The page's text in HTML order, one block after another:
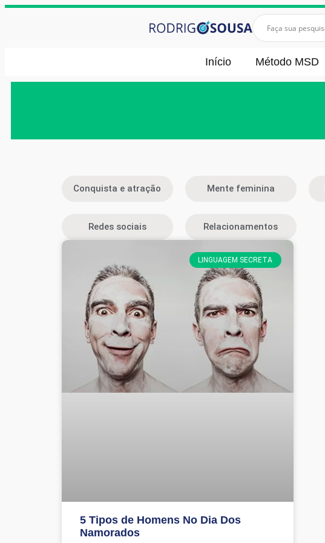
Início Método MSD
Conquista e atração Mente feminina
Redes sociais Relacionamentos
LINGUAGEM SECRETA
5 Tipos de Homens No Dia Dos
Namorados